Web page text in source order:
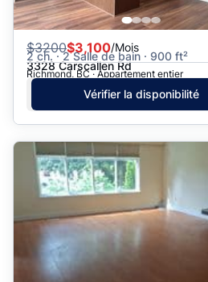
$3200$3,100/Mois
2 ch. · 2 Salle de bain · 900 ft²
3328 Carscallen Rd
Richmond, BC · Appartement entier
Vérifier la disponibilité